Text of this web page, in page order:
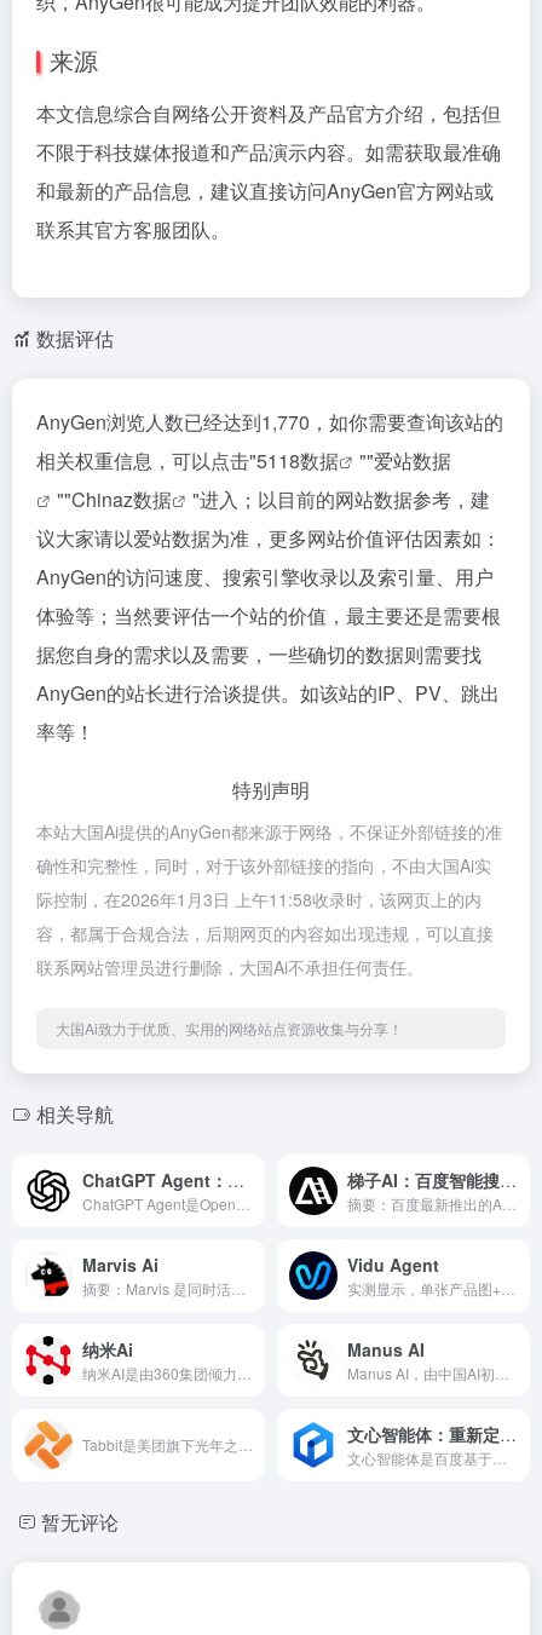
来源
本文信息综合自网络公开资料及产品官方介绍，包括但
不限于科技媒体报道和产品演示内容。如需获取最准确
和最新的产品信息，建议直接访问AnyGen官方网站或
联系其官方客服团队。
数据评估
AnyGen浏览人数已经达到1,770，如你需要查询该站的
相关权重信息，可以点击"5118数据 ""爱站数据
""Chinaz数据
"进入；以目前的网站数据参考，建
议大家请以爱站数据为准，更多网站价值评估因素如：
AnyGen的访问速度、搜索引擎收录以及索引量、用户
体验等；当然要评估一个站的价值，最主要还是需要根
据您自身的需求以及需要，一些确切的数据则需要找
AnyGen的站长进行洽谈提供。如该站的IP、PV、跳出
率等！
特别声明
本站大国Ai提供的AnyGen都来源于网络，不保证外部链接的准
确性和完整性，同时，对于该外部链接的指向，不由大国Ai实
际控制，在2026年1月3日 上午11:58收录时，该网页上的内
容，都属于合规合法，后期网页的内容如出现违规，可以直接
联系网站管理员进行删除，大国Ai不承担任何责任。
大国Ai致力于优质、实用的网络站点资源收集与分享！
相关导航
ChatGPT Agent：从“问答”到“行动”的AI智能体革命 梯子AI：百度智能搜索工具，主打“搜索+娱乐”双场景
Marvis Ai Vidu Agent
纳米Ai Manus AI
文心智能体：重新定义AI交互的智能平台
暂无评论